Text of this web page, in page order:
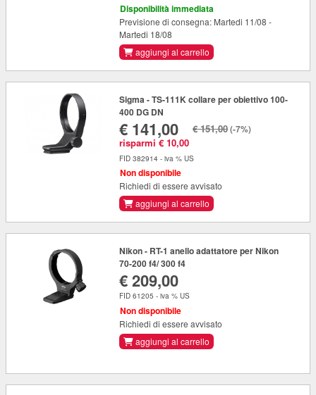
Disponibilità immediata
Previsione di consegna: Martedi 11/08 -
Martedi 18/08
aggiungi al carrello
Sigma - TS-111K collare per obiettivo 100-
400 DG DN
€ 141,00
risparmi € 10,00
€ 151,00(-7%)
FID 382914 - iva % US
Non disponibile
Richiedi di essere avvisato
aggiungi al carrello
Nikon - RT-1 anello adattatore per Nikon
70-200 f4/ 300 f4
€ 209,00
FID 61205 - iva % US
Non disponibile
Richiedi di essere avvisato
aggiungi al carrello